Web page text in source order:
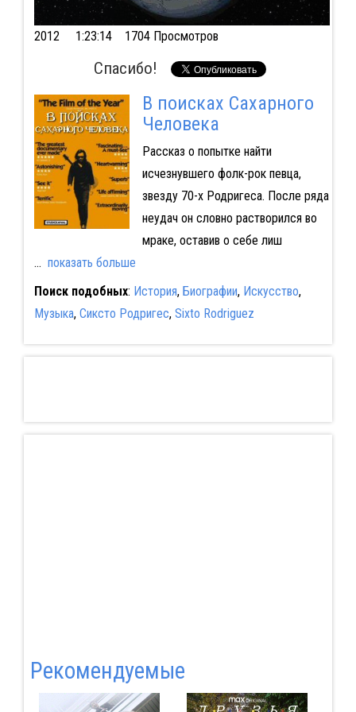
2012 1:23:14 1704 Просмотров
Спасибо!
В поисках Сахарного
Человека
Рассказ о попытке найти
исчезнувшего фолк-рок певца,
звезду 70-х Родригеса. После ряда
неудач он словно растворился во
мраке, оставив о себе лиш
... показать больше
Поиск подобных: История, Биографии, Искусство,
Музыка, Сиксто Родригес, Sixto Rodriguez
Pекомендуемые